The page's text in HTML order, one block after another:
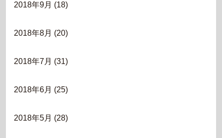
2018年9月 (18)
2018年8月 (20)
2018年7月 (31)
2018年6月 (25)
2018年5月 (28)